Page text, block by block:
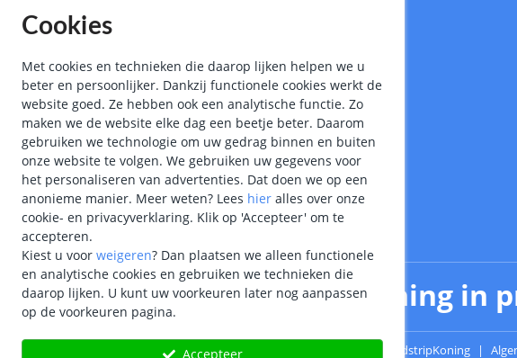
RGB CCT Multicolor led strips
Led drivers
Ledstrips 12 Volt
Ledstrips 24 Volt
Ledstrip 5 meter
Ledstrip 10 meter
"Koning in
LedstripKoning
Cookies
Met cookies en technieken die daarop lijken helpen we u
beter en persoonlijker. Dankzij functionele cookies werkt de
website goed. Ze hebben ook een analytische functie. Zo
maken we de website elke dag een beetje beter. Daarom
gebruiken we technologie om uw gedrag binnen en buiten
onze website te volgen. We gebruiken uw gegevens voor
het personaliseren van advertenties. Dat doen we op een
anonieme manier. Meer weten? Lees hier alles over onze
cookie- en privacyverklaring. Klik op 'Accepteer' om te
accepteren.
Kiest u voor weigeren? Dan plaatsen we alleen functionele
en analytische cookies en gebruiken we technieken die
daarop lijken. U kunt uw voorkeuren later nog aanpassen
op de voorkeuren pagina.
Accepteer